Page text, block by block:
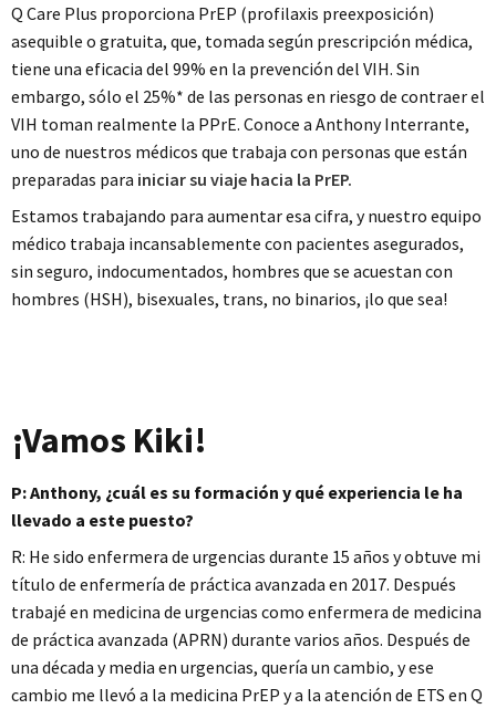
Q Care Plus proporciona PrEP (profilaxis preexposición)
asequible o gratuita, que, tomada según prescripción médica,
tiene una eficacia del 99% en la prevención del VIH. Sin
embargo, sólo el 25%* de las personas en riesgo de contraer el
VIH toman realmente la PPrE. Conoce a Anthony Interrante,
uno de nuestros médicos que trabaja con personas que están
preparadas para iniciar su viaje hacia la PrEP.
Estamos trabajando para aumentar esa cifra, y nuestro equipo
médico trabaja incansablemente con pacientes asegurados,
sin seguro, indocumentados, hombres que se acuestan con
hombres (HSH), bisexuales, trans, no binarios, ¡lo que sea!
¡Vamos Kiki!
P: Anthony, ¿cuál es su formación y qué experiencia le ha
llevado a este puesto?
R: He sido enfermera de urgencias durante 15 años y obtuve mi
título de enfermería de práctica avanzada en 2017. Después
trabajé en medicina de urgencias como enfermera de medicina
de práctica avanzada (APRN) durante varios años. Después de
una década y media en urgencias, quería un cambio, y ese
cambio me llevó a la medicina PrEP y a la atención de ETS en Q